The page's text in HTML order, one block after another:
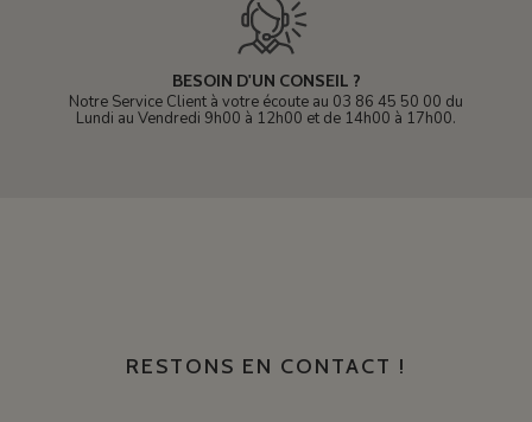
BESOIN D'UN CONSEIL ?
Notre Service Client à votre écoute au 03 86 45 50 00 du
Lundi au Vendredi 9h00 à 12h00 et de 14h00 à 17h00.
RESTONS EN CONTACT !